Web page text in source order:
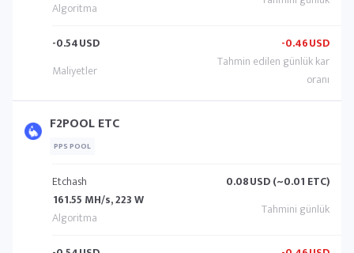
-0.54USD -0.46USD
F2POOL ETC
PPS POOL
Etchash
161.55 MH/s, 223 W
0.08USD (~0.01 ETC)